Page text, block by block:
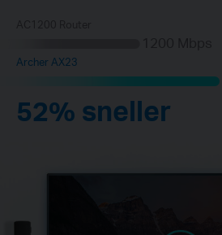
Archer AX23
52% sneller